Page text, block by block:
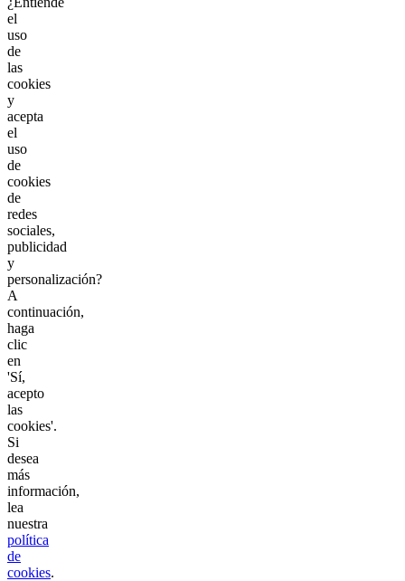
el
uso
de
las
cookies
y
acepta
el
uso
de
cookies
de
redes
sociales,
publicidad
y
personalización?
A
continuación,
haga
clic
en
'Sí,
acepto
las
cookies'.
Si
desea
más
información,
lea
nuestra
política
de
cookies.